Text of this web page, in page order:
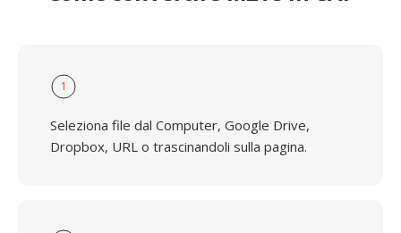
1
Seleziona file dal Computer, Google Drive,
Dropbox, URL o trascinandoli sulla pagina.